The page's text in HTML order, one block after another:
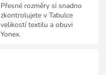
Přesné rozměry si snadno
zkontrolujete v Tabulce
velikostí textilu a obuvi
Yonex.